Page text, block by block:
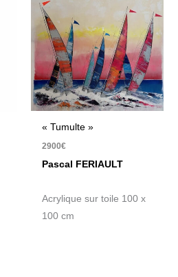
« Tumulte »
2900€
Pascal FERIAULT
Acrylique sur toile 100 x
100 cm